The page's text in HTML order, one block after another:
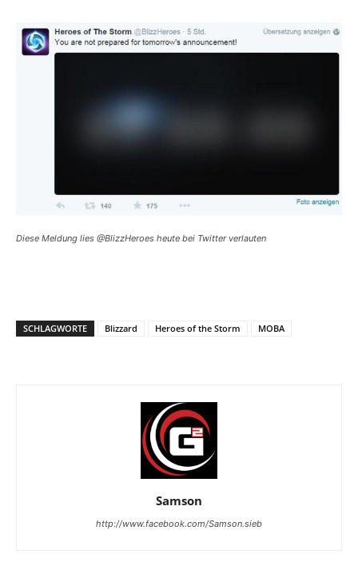
Diese Meldung lies @BlizzHeroes heute bei Twitter verlauten
SCHLAGWORTE Blizzard Heroes of the Storm MOBA
Samson
http://www.facebook.com/Samson.sieb